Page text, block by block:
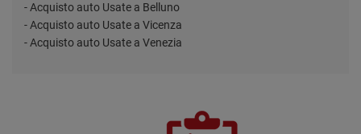
- Acquisto auto Usate a Belluno
- Acquisto auto Usate a Vicenza
- Acquisto auto Usate a Venezia